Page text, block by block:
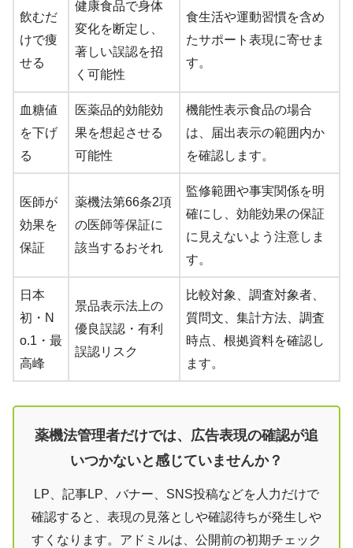
飲むだ
けで痩
せる
健康食品で身体
変化を断定し、
著しい誤認を招
く可能性
食生活や運動習慣を含め
たサポート表現に寄せま
す。
血糖値
を下げ
る
医薬品的効能効
果を想起させる
可能性
機能性表示食品の場合
は、届出表示の範囲内か
を確認します。
医師が
効果を
保証
薬機法第66条2項
の医師等保証に
該当するおそれ
監修範囲や事実関係を明
確にし、効能効果の保証
に見えないよう注意しま
す。
日本
初・N
o.1・最
高峰
景品表示法上の
優良誤認・有利
誤認リスク
比較対象、調査対象者、
質問文、集計方法、調査
時点、根拠資料を確認し
ます。
薬機法管理者だけでは、広告表現の確認が追
いつかないと感じていませんか？
LP、記事LP、バナー、SNS投稿などを人力だけで
確認すると、表現の見落としや確認待ちが発生しや
すくなります。アドミルは、公開前の初期チェック